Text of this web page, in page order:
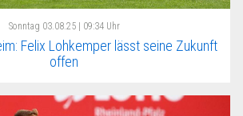
Sonntag 03.08.25 | 09:34 Uhr
Felix Lohkemper lässt seine Zukunft
offen